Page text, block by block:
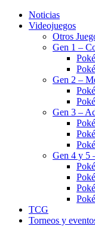
Noticias
Videojuegos
Otros
Gen 1 –
Gen 2 –
Gen 3 –
Gen 4 y 5
TCG
Torneos y